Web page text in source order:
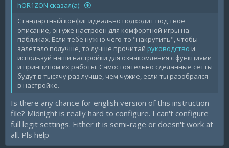
hOR1ZON сказал(а):
Стандартный конфиг идеально подходит под твоё
описание, он уже настроен для комфортной игры на
пабликах. Если тебе нужно чего-то "накрутить", чтобы
залетало получше, то лучше прочитай руководство и
используй наши настройки для ознакомления с функциями
и принципом их работы. Самостоятельно сделанные сетты
будут в тысячу раз лучше, чем чужие, если ты разобрался
в настройке.
Is there any chance for english version of this instruction
file? Midnight is really hard to configure. I can't configure
full legit settings. Either it is semi-rage or doesn't work at
all. Pls help